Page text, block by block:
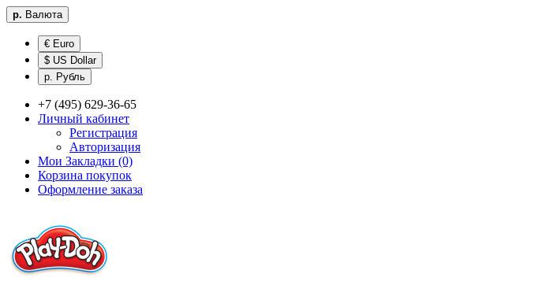
р. Валюта
€ Euro
$ US Dollar
р. Рубль
+7 (495) 629-36-65
Личный кабинет
Регистрация
Авторизация
Мои Закладки (0)
Корзина покупок
Оформление заказа